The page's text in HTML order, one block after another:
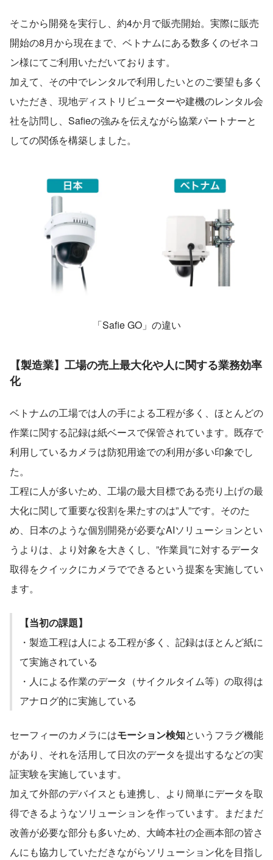
そこから開発を実行し、約4か月で販売開始。実際に販売
開始の8月から現在まで、ベトナムにある数多くのゼネコ
ン様にてご利用いただいております。
加えて、その中でレンタルで利用したいとのご要望も多く
いただき、現地ディストリビューターや建機のレンタル会
社を訪問し、Safieの強みを伝えながら協業パートナーと
しての関係を構築しました。
「Safie GO」の違い
【製造業】工場の売上最大化や人に関する業務効率
化
ベトナムの工場では人の手による工程が多く、ほとんどの
作業に関する記録は紙ベースで保管されています。既存で
利用しているカメラは防犯用途での利用が多い印象でし
た。
工程に人が多いため、工場の最大目標である売り上げの最
大化に関して重要な役割を果たすのは”人”です。そのた
め、日本のような個別開発が必要なAIソリューションとい
うよりは、より対象を大きくし、”作業員”に対するデータ
取得をクイックにカメラでできるという提案を実施してい
ます。
【当初の課題】
・製造工程は人による工程が多く、記録はほとんど紙に
て実施されている
・人による作業のデータ（サイクルタイム等）の取得は
アナログ的に実施している
セーフィーのカメラにはモーション検知というフラグ機能
があり、それを活用して日次のデータを提出するなどの実
証実験を実施しています。
加えて外部のデバイスとも連携し、より簡単にデータを取
得できるようなソリューションを作っています。まだまだ
改善が必要な部分も多いため、大崎本社の企画本部の皆さ
んにも協力していただきながらソリューション化を目指し